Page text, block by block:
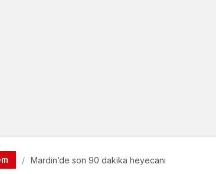
Mardin’de son 90 dakika heyecanı